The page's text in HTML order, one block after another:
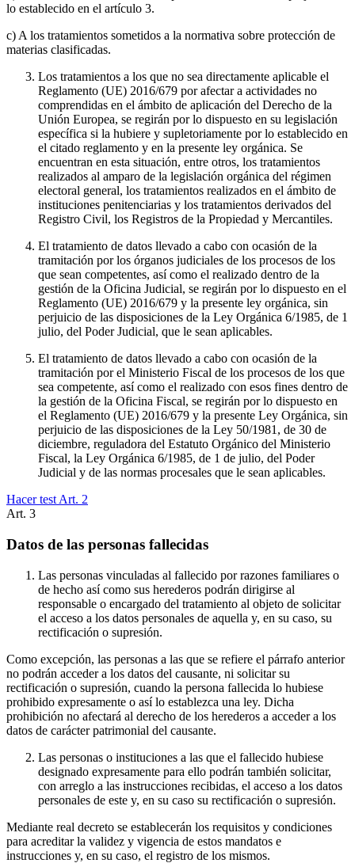
lo establecido en el artículo 3.
c) A los tratamientos sometidos a la normativa sobre protección de
materias clasificadas.
Los tratamientos a los que no sea directamente aplicable el
Reglamento (UE) 2016/679 por afectar a actividades no
comprendidas en el ámbito de aplicación del Derecho de la
Unión Europea, se regirán por lo dispuesto en su legislación
específica si la hubiere y supletoriamente por lo establecido en
el citado reglamento y en la presente ley orgánica. Se
encuentran en esta situación, entre otros, los tratamientos
realizados al amparo de la legislación orgánica del régimen
electoral general, los tratamientos realizados en el ámbito de
instituciones penitenciarias y los tratamientos derivados del
Registro Civil, los Registros de la Propiedad y Mercantiles.
El tratamiento de datos llevado a cabo con ocasión de la
tramitación por los órganos judiciales de los procesos de los
que sean competentes, así como el realizado dentro de la
gestión de la Oficina Judicial, se regirán por lo dispuesto en el
Reglamento (UE) 2016/679 y la presente ley orgánica, sin
perjuicio de las disposiciones de la Ley Orgánica 6/1985, de 1
julio, del Poder Judicial, que le sean aplicables.
El tratamiento de datos llevado a cabo con ocasión de la
tramitación por el Ministerio Fiscal de los procesos de los que
sea competente, así como el realizado con esos fines dentro de
la gestión de la Oficina Fiscal, se regirán por lo dispuesto en
el Reglamento (UE) 2016/679 y la presente Ley Orgánica, sin
perjuicio de las disposiciones de la Ley 50/1981, de 30 de
diciembre, reguladora del Estatuto Orgánico del Ministerio
Fiscal, la Ley Orgánica 6/1985, de 1 de julio, del Poder
Judicial y de las normas procesales que le sean aplicables.
Hacer test Art. 2
Art. 3
Datos de las personas fallecidas
Las personas vinculadas al fallecido por razones familiares o
de hecho así como sus herederos podrán dirigirse al
responsable o encargado del tratamiento al objeto de solicitar
el acceso a los datos personales de aquella y, en su caso, su
rectificación o supresión.
Como excepción, las personas a las que se refiere el párrafo anterior
no podrán acceder a los datos del causante, ni solicitar su
rectificación o supresión, cuando la persona fallecida lo hubiese
prohibido expresamente o así lo establezca una ley. Dicha
prohibición no afectará al derecho de los herederos a acceder a los
datos de carácter patrimonial del causante.
Las personas o instituciones a las que el fallecido hubiese
designado expresamente para ello podrán también solicitar,
con arreglo a las instrucciones recibidas, el acceso a los datos
personales de este y, en su caso su rectificación o supresión.
Mediante real decreto se establecerán los requisitos y condiciones
para acreditar la validez y vigencia de estos mandatos e
instrucciones y, en su caso, el registro de los mismos.